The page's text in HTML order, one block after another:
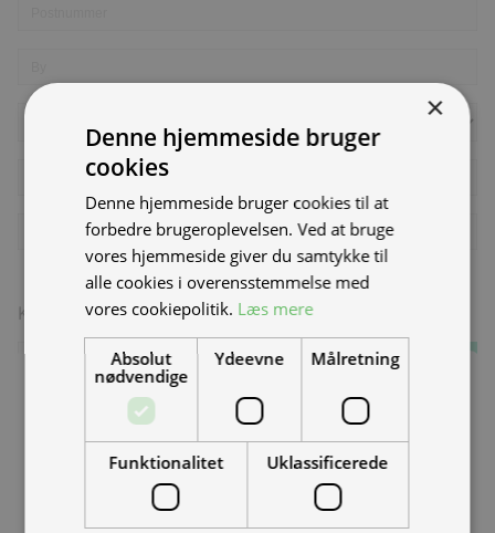
KAMPAGNEKODE
LEVERINGSMETODE
GLS PAKKESHOP - KUN SMÅPAKKER OP TIL
×
Denne hjemmeside bruger
cookies
Denne hjemmeside bruger cookies til at
forbedre brugeroplevelsen. Ved at bruge
vores hjemmeside giver du samtykke til
alle cookies i overensstemmelse med
vores cookiepolitik. Læs mere
Absolut
nødvendige
Ydeevne Målretning
Funktionalitet Uklassificerede
ER DU VORES NYE MAND/KVINDE PÅ
VÆRKSTEDET?
Hos TMP arbejder vi med el-scootere, motorcykler og
skræddersyede streetfood-køretøjer. Vi leverer til
hele landet og vokser støt.